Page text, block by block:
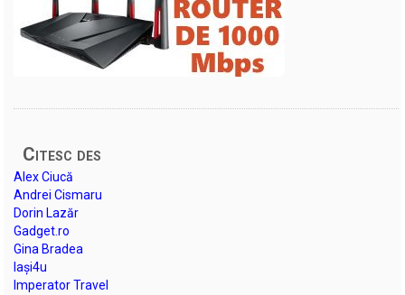
Citesc des
Alex Ciucă
Andrei Cismaru
Dorin Lazăr
Gadget.ro
Gina Bradea
Iași4u
Imperator Travel